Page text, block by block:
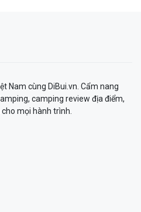
Nam cùng DiBui.vn. Cẩm nang
camping review địa điểm,
mọi hành trình.